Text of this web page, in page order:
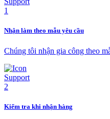
Nhận làm theo mẫu yêu cầu
Chúng tôi nhận gia công theo
Kiểm tra khi nhận hàng